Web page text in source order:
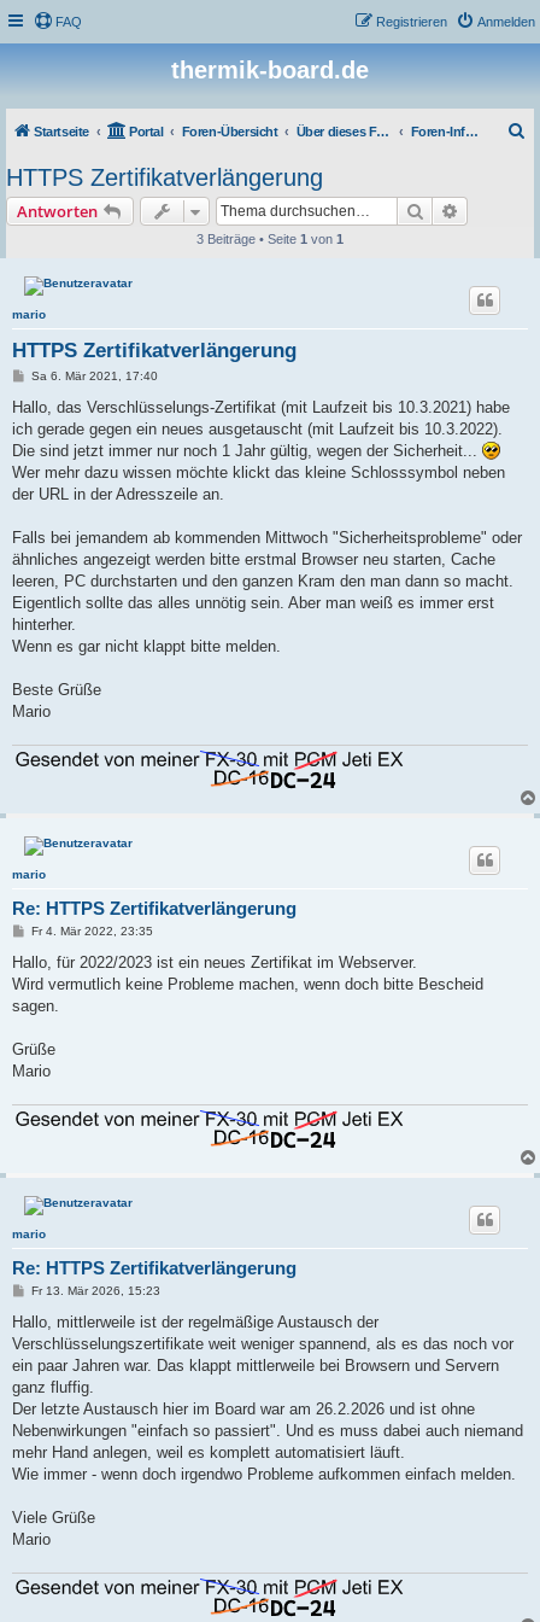
FAQ Anmelden
Registrieren
thermik-board.de
Startseite Portal Foren-Übersicht Über dieses Forum Foren-Infos und Aktuelles
HTTPS Zertifikatverlängerung
Antworten Suche
3 Beiträge • Seite 1 von 1
mario
HTTPS Zertifikatverlängerung
B
i
r
a
Sa 6. Mär 2021, 17:40
Hallo, das Verschlüsselungs-Zertifikat (mit Laufzeit bis 10.3.2021) habe
ich gerade gegen ein neues ausgetauscht (mit Laufzeit bis 10.3.2022).
Die sind jetzt immer nur noch 1 Jahr gültig, wegen der Sicherheit...
Wer mehr dazu wissen möchte klickt das kleine Schlosssymbol neben
der URL in der Adresszeile an.
Falls bei jemandem ab kommenden Mittwoch "Sicherheitsprobleme" oder
ähnliches angezeigt werden bitte erstmal Browser neu starten, Cache
leeren, PC durchstarten und den ganzen Kram den man dann so macht.
Eigentlich sollte das alles unnötig sein. Aber man weiß es immer erst
hinterher.
Wenn es gar nicht klappt bitte melden.
Beste Grüße
Mario
mario
Re: HTTPS Zertifikatverlängerung
B
i
r
a
g
Fr 4. Mär 2022, 23:35
Hallo, für 2022/2023 ist ein neues Zertifikat im Webserver.
Wird vermutlich keine Probleme machen, wenn doch bitte Bescheid
sagen.
Grüße
Mario
mario
Re: HTTPS Zertifikatverlängerung
B
i
r
a
Fr 13. Mär 2026, 15:23
Hallo, mittlerweile ist der regelmäßige Austausch der
Verschlüsselungszertifikate weit weniger spannend, als es das noch vor
ein paar Jahren war. Das klappt mittlerweile bei Browsern und Servern
ganz fluffig.
Der letzte Austausch hier im Board war am 26.2.2026 und ist ohne
Nebenwirkungen "einfach so passiert". Und es muss dabei auch niemand
mehr Hand anlegen, weil es komplett automatisiert läuft.
Wie immer - wenn doch irgendwo Probleme aufkommen einfach melden.
Viele Grüße
Mario